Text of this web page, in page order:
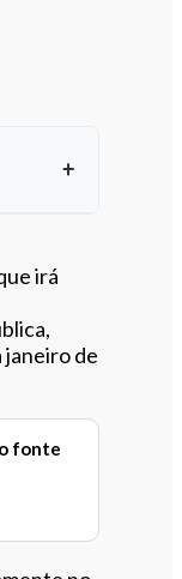
irá
janeiro de
fonte